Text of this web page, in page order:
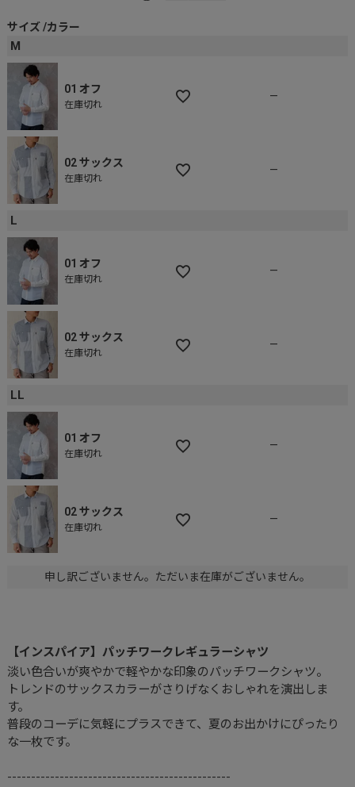
サイズ カラー
M
01 オフ
在庫切れ
—
02 サックス
在庫切れ
—
L
01 オフ
在庫切れ
—
02 サックス
在庫切れ
—
LL
01 オフ
在庫切れ
—
02 サックス
在庫切れ
—
申し訳ございません。ただいま在庫がございません。
【インスパイア】パッチワークレギュラーシャツ
淡い色合いが爽やかで軽やかな印象のパッチワークシャツ。
トレンドのサックスカラーがさりげなくおしゃれを演出しま
す。
普段のコーデに気軽にプラスできて、夏のお出かけにぴったり
な一枚です。
-----------------------------------------------